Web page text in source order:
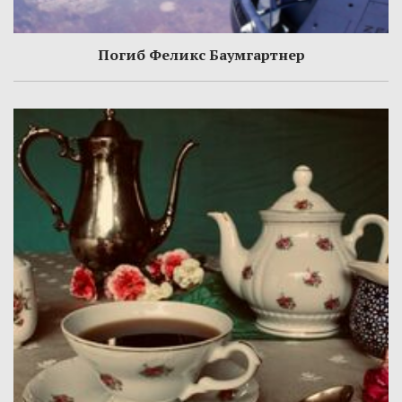
Погиб Феликс Баумгартнер